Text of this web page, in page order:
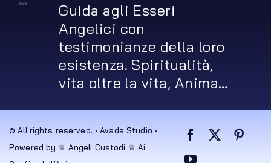
Guida agli Esseri
Angelici con
testimonianze della loro
esistenza. Spiritualità,
vita oltre la vita, Anima…
© All rights reserved. • Avada Studio •
Powered by ♕ Angeli Custodi ♕ Ai